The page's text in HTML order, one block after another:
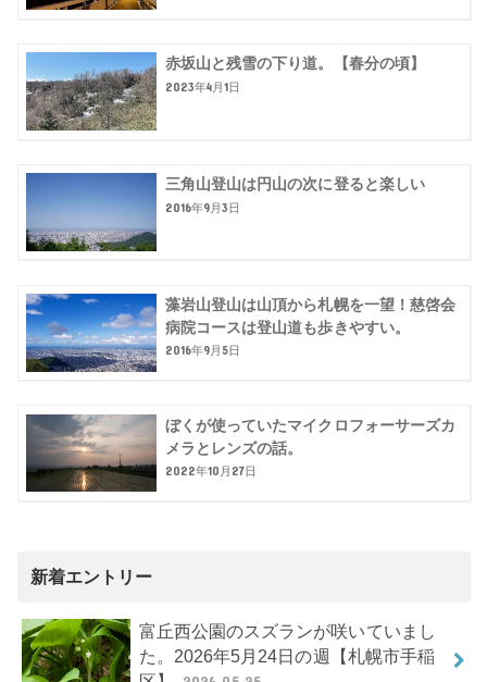
赤坂山と残雪の下り道。【春分の頃】
2023年4月1日
三角山登山は円山の次に登ると楽しい
2016年9月3日
藻岩山登山は山頂から札幌を一望！慈啓会
病院コースは登山道も歩きやすい。
2016年9月5日
ぼくが使っていたマイクロフォーサーズカ
メラとレンズの話。
2022年10月27日
新着エントリー
富丘西公園のスズランが咲いていまし
た。2026年5月24日の週【札幌市手稲